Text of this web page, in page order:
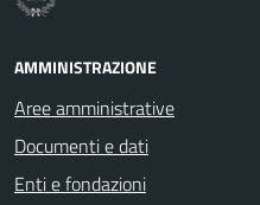
AMMINISTRAZIONE
Aree amministrative
Documenti e dati
Enti e fondazioni